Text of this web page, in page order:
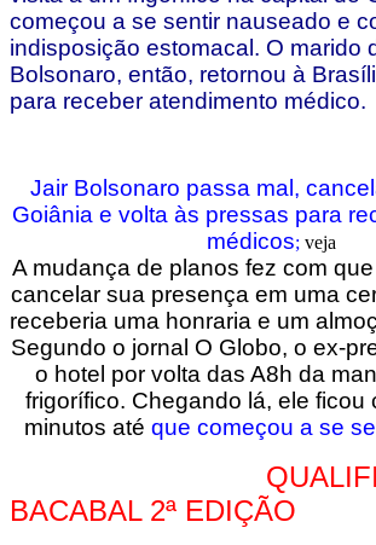
começou a se sentir nauseado e
indisposição estomacal. O marido
Bolsonaro, então, retornou à
para receber atendimento médico.
Jair Bolsonaro passa mal,
Goiânia e volta às pressas para
médicos; veja
A mudança de planos fez com
cancelar sua presença em uma
receberia uma honraria e um
Segundo o jornal O Globo, o ex-
o hotel por volta das A8h da
frigorífico. Chegando lá, ele ficou
minutos até que começou a se
BACABAL 2ª EDIÇÃO